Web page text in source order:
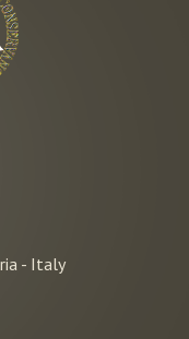
- Italy